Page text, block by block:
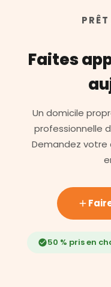
Faites
Un domicile
professionnelle
Demandez votre
50 % pris en